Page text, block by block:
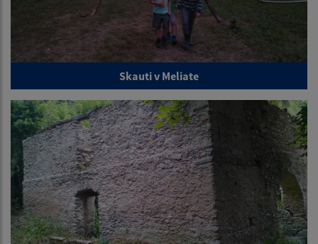
Skauti v Meliate